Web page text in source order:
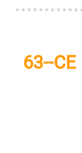
6212 CE
6215 CE
63--CE